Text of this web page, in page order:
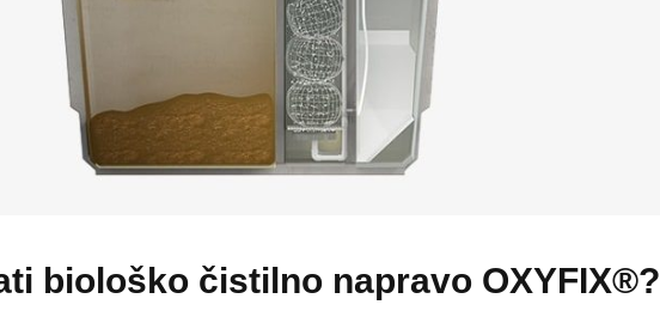
biološko čistilno napravo OXYFIX®?